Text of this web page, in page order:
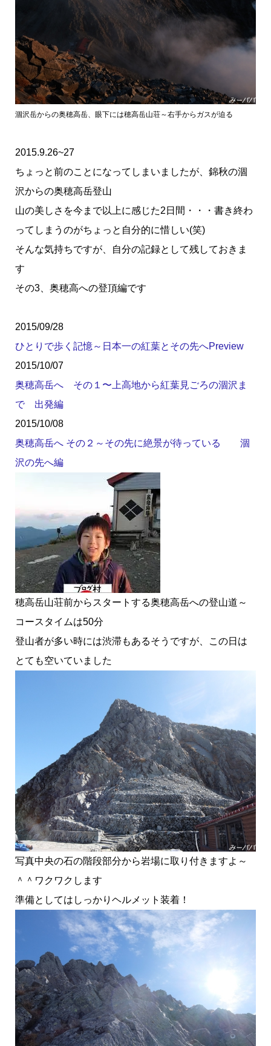
涸沢岳からの奥穂高岳、眼下には穂高岳山荘～右手からガスが迫る
2015.9.26~27
ちょっと前のことになってしまいましたが、錦秋の涸
沢からの奥穂高岳登山
山の美しさを今まで以上に感じた2日間・・・書き終わ
ってしまうのがちょっと自分的に惜しい(笑)
そんな気持ちですが、自分の記録として残しておきま
す
その3、奥穂高への登頂編です
2015/09/28
ひとりで歩く記憶～日本一の紅葉とその先へPreview
2015/10/07
奥穂高岳へ その１〜上高地から紅葉見ごろの涸沢ま
で 出発編
2015/10/08
奥穂高岳へ その２～その先に絶景が待っている 涸
沢の先へ編
穂高岳山荘前からスタートする奥穂高岳への登山道～
コースタイムは50分
登山者が多い時には渋滞もあるそうですが、この日は
とても空いていました
写真中央の石の階段部分から岩場に取り付きますよ～
＾＾ワクワクします
準備としてはしっかりヘルメット装着！